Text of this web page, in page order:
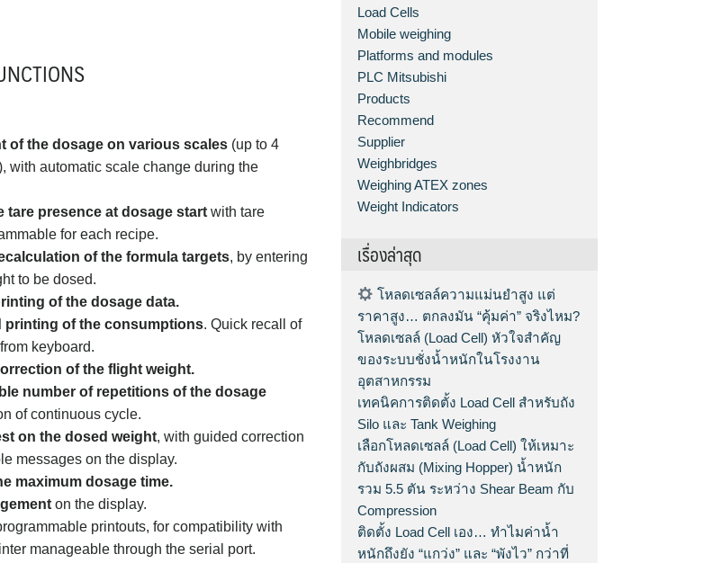
of the dosage on various scales (up to 4
with automatic scale change during the
tare presence at dosage start with tare
for each recipe.
of the formula targets, by entering
to be dosed.
of the dosage data.
printing of the consumptions. Quick recall of
keyboard.
of the flight weight.
number of repetitions of the dosage
of continuous cycle.
on the dosed weight, with guided correction
messages on the display.
maximum dosage time.
on the display.
printouts, for compatibility with
manageable through the serial port.
Load Cells
Mobile weighing
Platforms and modules
PLC Mitsubishi
Products
Recommend
Supplier
Weighbridges
Weighing ATEX zones
Weight Indicators
เรื่องล่าสุด
โหลดเซลล์ความแม่นยำสูง แต่
ราคาสูง… ตกลงมัน “คุ้มค่า” จริงไหม?
โหลดเซลล์ (Load Cell) หัวใจสำคัญ
ของระบบชั่งน้ำหนักในโรงงาน
อุตสาหกรรม
เทคนิคการติดตั้ง Load Cell สำหรับถัง
Silo และ Tank Weighing
เลือกโหลดเซลล์ (Load Cell) ให้เหมาะ
กับถังผสม (Mixing Hopper) น้ำหนัก
รวม 5.5 ตัน ระหว่าง Shear Beam กับ
Compression
ติดตั้ง Load Cell เอง… ทำไมค่าน้ำ
หนักถึงยัง “แกว่ง” และ “พังไว” กว่าที่